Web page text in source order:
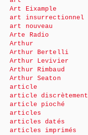
Art Eixample
art insurrectionnel
art nouveau
Arte Radio
Arthur
Arthur Bertelli
Arthur Levivier
Arthur Rimbaud
Arthur Seaton
article
article discrètement
article pioché
articles
articles datés
articles imprimés